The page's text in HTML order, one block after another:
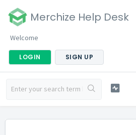
Merchize Help Desk
Welcome
LOGIN SIGN UP